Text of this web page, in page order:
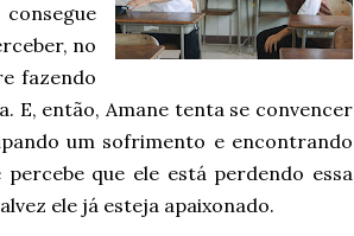
no
fazendo
E, então, Amane tenta se convencer
um sofrimento e encontrando
que ele está perdendo essa
ele já esteja apaixonado.